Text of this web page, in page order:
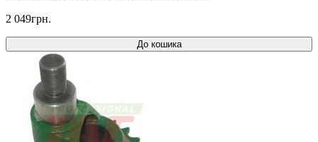
2 049грн.
До кошика